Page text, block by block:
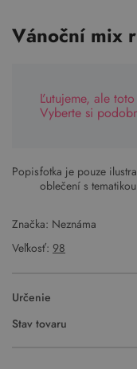
Vánoční mix
Ľutujeme, ale
Vyberte si
Popis:fotka je pouze
oblečení s
Značka: Neznáma
Veľkosť: 98
Určenie
Stav tovaru